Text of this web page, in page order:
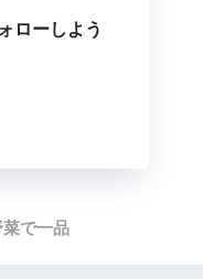
ローしよう
菜で一品